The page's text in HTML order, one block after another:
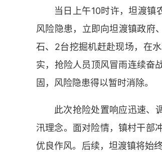
当日上午10时许，坦渡镇
风险隐患，立即向坦渡镇政府
石、2台挖掘机赶赴现场，在
实，抢险人员顶风冒雨连续奋
固，风险隐患得以暂时消除。
此次抢险处置响应迅速、
汛理念。面对险情，镇村干部
优良作风。后续，坦渡镇将始